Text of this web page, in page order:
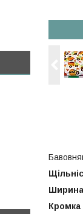
Ширина
Кромка